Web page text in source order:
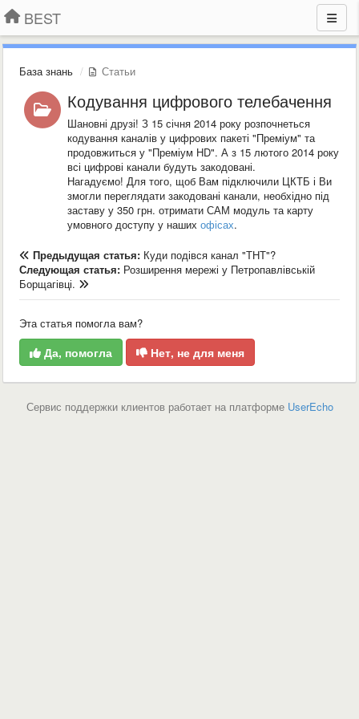
BEST
База знань Статьи
Кодування цифрового телебачення
Шановні друзі! З 15 січня 2014 року розпочнеться
кодування каналів у цифрових пакеті "Преміум" та
продовжиться у "Преміум HD". А з 15 лютого 2014 року
всі цифрові канали будуть закодовані.
Нагадуємо! Для того, щоб Вам підключили ЦКТБ і Ви
змогли переглядати закодовані канали, необхідно під
заставу у 350 грн. отримати САМ модуль та карту
умовного доступу у наших офісах.
Предыдущая статья: Куди подівся канал "ТНТ"?
Следующая статья: Розширення мережі у Петропавлівській
Борщагівці.
Эта статья помогла вам?
Да, помогла Нет, не для меня
Сервис поддержки клиентов работает на платформе UserEcho